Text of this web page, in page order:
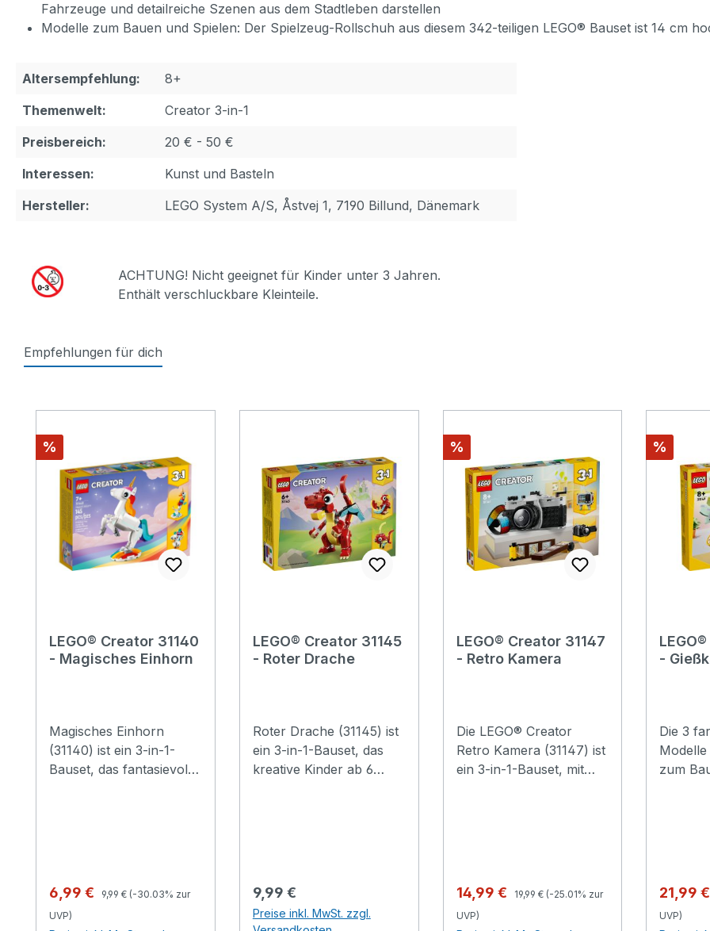
Fahrzeuge und detailreiche Szenen aus dem Stadtleben darstellen
Modelle zum Bauen und Spielen: Der Spielzeug-Rollschuh aus diesem 342-teiligen LEGO® Bauset ist 14 cm
Altersempfehlung:
8+
Themenwelt:
Creator 3-in-1
Preisbereich:
20 € - 50 €
Interessen:
Kunst und Basteln
Hersteller:
LEGO System A/S, Åstvej 1, 7190 Billund, Dänemark
ACHTUNG! Nicht geeignet für Kinder unter 3 Jahren.
Enthält verschluckbare Kleinteile.
Empfehlungen für dich
Rabatt
%
LEGO® Creator 31140
- Magisches Einhorn
Magisches Einhorn
(31140) ist ein 3-in-1-
Bauset, das fantasievolle
goldenem Horn,
farbenfrohem Schweif
und beweglichen Beinen
Verkaufspreis:
6,99 € Regulärer Preis:
9,99 € (-30.03% zur
UVP)
LEGO® Creator 31145
- Roter Drache
Roter Drache (31145) ist
ein 3-in-1-Bauset, das
kreative Kinder ab 6
Spielzeugdrache hat
große Augen und kann
Arme, Hände, Flügel,
Regulärer Preis:
9,99 €
Preise inkl. MwSt. zzgl.
Rabatt
%
LEGO® Creator 31147
- Retro Kamera
Die LEGO® Creator
Retro Kamera (31147) ist
ein 3-in-1-Bauset, mit
bewegliches Objektiv,
Bedienknöpfe an der
Oberseite, eine
Verkaufspreis:
14,99 € Regulärer Preis:
19,99 € (-25.01% zur
UVP)
Rabatt
%
-
Die 3
Modelle
zum
(31149)
gelbe
LEGO
21,99 €
UVP)